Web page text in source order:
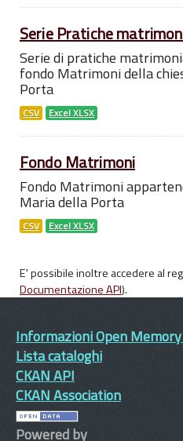
Serie Pratiche
Serie di pratiche
fondo Matrimoni della
Porta
CSV Excel XLSX
Fondo Matrimoni
Fondo Matrimoni
Maria della Porta
CSV Excel XLSX
E' possibile inoltre accedere al
Documentazione API).
Informazioni Open
Lista cataloghi
CKAN API
CKAN Association
Powered by